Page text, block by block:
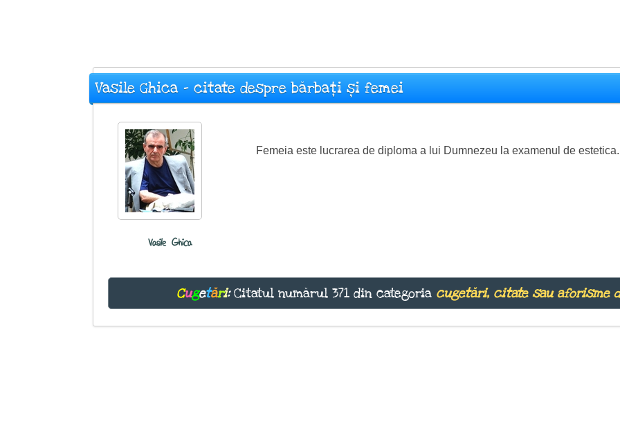
Vasile Ghica - citate despre bărbați și femei
Vasile Ghica
Femeia este lucrarea de diploma a lui Dumnezeu la examenul de estetica.
Cugetări:Citatul numărul 371 din categoria cugetări, citate sau aforisme